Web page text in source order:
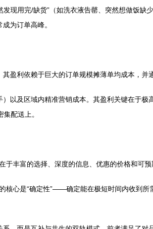
现用完/缺货”（如洗衣液告罄、突然想做饭缺
为订单高峰。
盈利依赖于巨大的订单规模摊薄单均成本，并
以及区域内精准营销成本。其盈利关键在于
配送上。
于丰富的选择、深度的信息、优惠的价格和可预
核心是“确定性”——确定能在极短时间内收到所